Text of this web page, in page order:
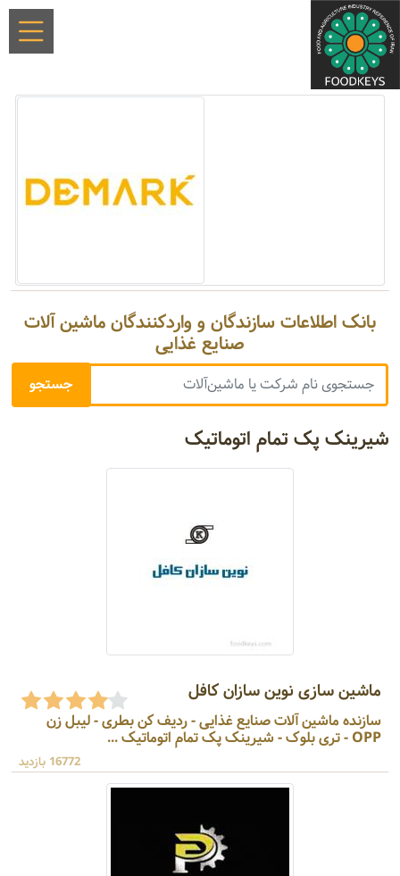
بانک اطلاعات سازندگان و واردکنندگان ماشین آلات
صنایع غذایی
شیرینک پک تمام اتوماتیک
ماشین سازی نوین سازان کافل
سازنده ماشین آلات صنایع غذایی - ردیف کن بطری - لیبل زن
OPP - تری بلوک - شیرینک پک تمام اتوماتیک ...
16772 بازدید